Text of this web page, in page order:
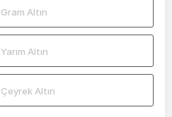
Gram Altın
Yarım Altın
Çeyrek Altın